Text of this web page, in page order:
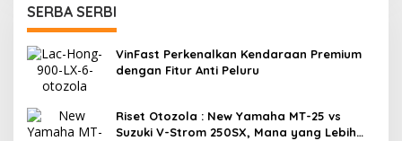
SERBA SERBI
VinFast Perkenalkan Kendaraan Premium
dengan Fitur Anti Peluru
Riset Otozola : New Yamaha MT-25 vs
Suzuki V-Strom 250SX, Mana yang Lebih